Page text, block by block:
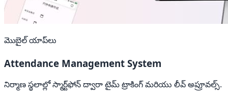
మొబైల్ యాప్‌లు
Attendance Management System
నిర్మాణ స్థలాల్లో స్మార్ట్‌ఫోన్ ద్వారా టైమ్ ట్రాకింగ్ మరియు లీవ్ అప్రూవల్స్.